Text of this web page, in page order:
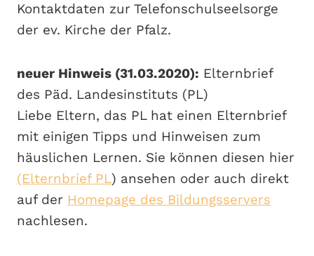
Kontaktdaten zur Telefonschulseelsorge
der ev. Kirche der Pfalz.
neuer Hinweis (31.03.2020): Elternbrief
des Päd. Landesinstituts (PL)
Liebe Eltern, das PL hat einen Elternbrief
mit einigen Tipps und Hinweisen zum
häuslichen Lernen. Sie können diesen hier
(Elternbrief PL) ansehen oder auch direkt
auf der Homepage des Bildungsservers
nachlesen.